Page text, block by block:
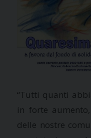
“Tutti quanti
in forte
delle nostre